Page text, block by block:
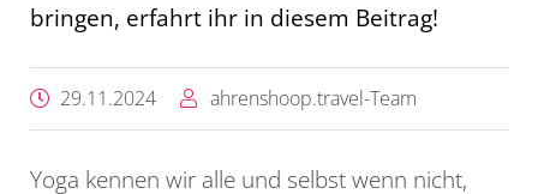
bringen, erfahrt ihr in diesem Beitrag!
29.11.2024 ahrenshoop.travel-Team
Yoga kennen wir alle und selbst wenn nicht,